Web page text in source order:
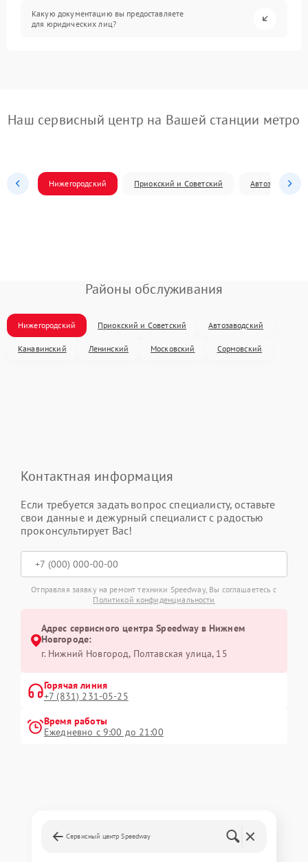
Какую документацию вы предоставляете
для юридических лиц?
Наш сервисный центр на Вашей станции метро
Нижегородский Приокский и Советский Автозаводский
Районы обслуживания
Нижегородский Приокский и Советский Автозаводский
Канавинский Ленинский Московский Сормовский
Контактная информация
Если требуется задать вопрос специалисту, оставьте
свои данные и дежурный специалист с радостью
проконсультирует Вас!
Отправляя заявку на ремонт техники Speedway, Вы соглашаетесь с
Политикой конфиденциальности
Адрес сервисного центра Speedway в Нижнем
Новгороде:
г. Нижний Новгород, Полтавская улица, 15
Горячая линия
+7 (831) 231-05-25
Время работы
Ежедневно с 9:00 до 21:00
Сервисный центр Speedway